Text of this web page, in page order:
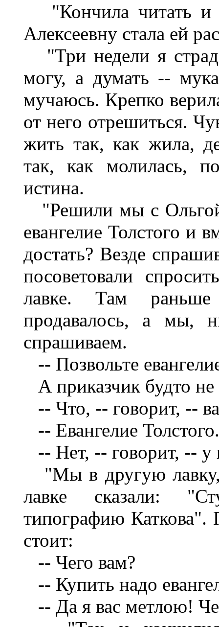
"Кончила читать и
Алексеевну стала ей
"Три недели я
могу, а думать --
мучаюсь. Крепко
от него отрешиться.
жить так, как жила,
так, как молилась,
истина.
"Решили мы с Ольгой
евангелие Толстого и
достать? Везде
посоветовали
лавке. Там раньше
продавалось, а мы,
спрашиваем.
-- Позвольте
А приказчик будто
-- Что, -- говорит, --
-- Евангелие Толстого.
-- Нет, -- говорит, -- у
"Мы в другую лавку,
лавке сказали:
типографию
стоит:
-- Чего вам?
-- Купить надо
-- Да я вас метлою!